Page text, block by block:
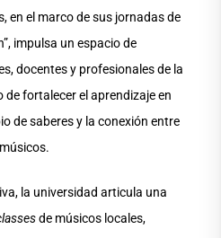
en el marco de sus jornadas de
impulsa un espacio de
docentes y profesionales de la
fortalecer el aprendizaje en
de saberes y la conexión entre
la universidad articula una
de músicos locales,